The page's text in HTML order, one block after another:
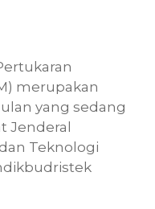
merupakan
yang sedang
Jenderal
Teknologi